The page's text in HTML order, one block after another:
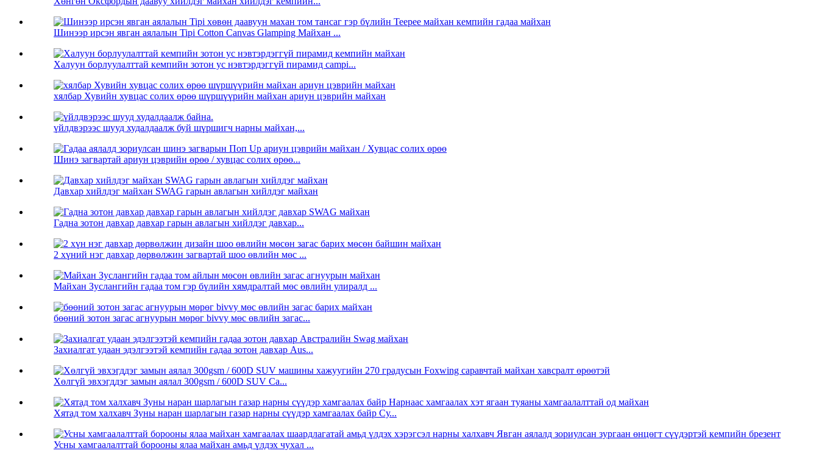
Шинээр ирсэн явган аялалын Tipi Cotton Canvas Glamping Майхан ...
Халуун борлуулалттай кемпийн зотон ус нэвтэрдэггүй пирамид campi...
хялбар Хувийн хувцас солих өрөө шүршүүрийн майхан ариун цэврийн майхан
үйлдвэрээс шууд худалдаалж буй шүршигч нарны майхан,...
Шинэ загвартай ариун цэврийн өрөө / хувцас солих өрөө...
Давхар хийлдэг майхан SWAG гарын авлагын хийлдэг майхан
Гадна зотон давхар давхар гарын авлагын хийлдэг давхар...
2 хүний ​​нэг давхар дөрвөлжин загвартай шоо өвлийн мөс ...
Майхан Зуслангийн гадаа том гэр бүлийн хямдралтай мөс өвлийн улиралд ...
бөөний зотон загас агнуурын мөрөг bivvy мөс өвлийн загас...
Захиалгат удаан эдэлгээтэй кемпийн гадаа зотон давхар Aus...
Хөлгүй эвхэгддэг замын аялал 300gsm / 600D SUV Ca...
Хятад том халхавч Зуны наран шарлагын газар нарны сүүдэр хамгаалах байр Су...
Усны хамгаалалттай борооны ялаа майхан амьд үлдэх чухал ...